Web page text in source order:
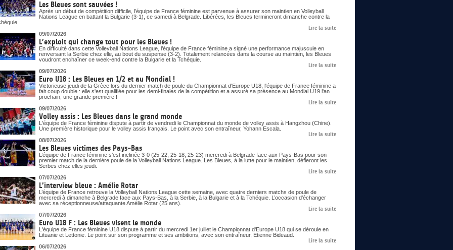
Les Bleues sont sauvées !
Après un début de compétition difficile, l’équipe de France féminine est parvenue à assurer son maintien en Volleyball
Nations League en battant la Bulgarie (3-1), ce samedi à Belgrade. Libérées, les Bleues termineront dimanche contre la
Lire la suite
09/07/2026
L’exploit qui change tout pour les Bleues !
En difficulté dans cette Volleyball Nations League, l’équipe de France féminine a signé une performance majuscule en
renversant la Serbie chez elle, au bout du suspense (3-2). Totalement relancées dans la course au maintien, les Bleues
voudront enchaîner ce week-end contre la Bulgarie et la Tchéquie.
Lire la suite
09/07/2026
Euro U18 : Les Bleues en 1/2 et au Mondial !
Victorieuse jeudi de la Grèce lors du dernier match de poule du Championnat d'Europe U18, l'équipe de France féminine a
fait coup double : elle s'est qualifiée pour les demi-finales de la compétition et a assuré sa présence au Mondial U19 l'an
prochain, une grande première !
Lire la suite
09/07/2026
Volley assis : Les Bleues dans le grand monde
L'équipe de France féminine dispute à partir de vendredi le Championnat du monde de volley assis à Hangzhou (Chine).
Une première historique pour le volley assis français. Le point avec son entraîneur, Yohann Escala.
Lire la suite
08/07/2026
Les Bleues victimes des Pays-Bas
L’équipe de France féminine s’est inclinée 3-0 (25-22, 25-18, 25-23) mercredi à Belgrade face aux Pays-Bas pour son
premier match de la dernière poule de la Volleyball Nations League. Les Bleues, à la lutte pour le maintien, défieront les
Serbes chez elles jeudi.
Lire la suite
07/07/2026
L’interview bleue : Amélie Rotar
L’équipe de France retrouve la Volleyball Nations League cette semaine, avec quatre derniers matchs de poule de
mercredi à dimanche à Belgrade face aux Pays-Bas, à la Serbie, à la Bulgarie et à la Tchéquie. L’occasion d’échanger
avec sa réceptionneuse/attaquante Amélie Rotar (25 ans).
Lire la suite
07/07/2026
Euro U18 F : Les Bleues visent le monde
L'équipe de France féminine U18 dispute à partir du mercredi 1er juillet le Championnat d'Europe U18 qui se déroule en
Lituanie et Lettonie. Le point sur son programme et ses ambitions, avec son entraîneur, Etienne Bideaud.
Lire la suite
06/07/2026